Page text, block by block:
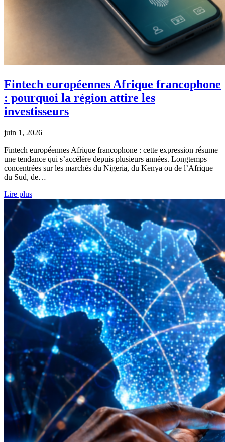
Fintech européennes Afrique francophone
: pourquoi la région attire les
investisseurs
juin 1, 2026
Fintech européennes Afrique francophone : cette expression résume
une tendance qui s’accélère depuis plusieurs années. Longtemps
concentrées sur les marchés du Nigeria, du Kenya ou de l’Afrique
du Sud, de…
Lire plus